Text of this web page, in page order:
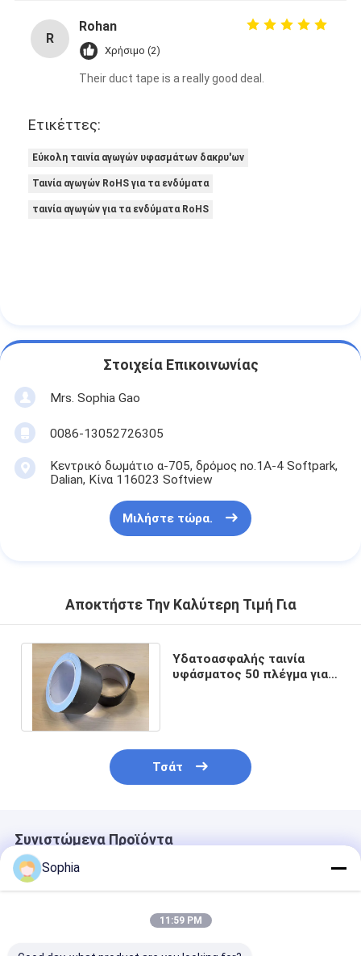
R
Rohan
Χρήσιμο (2)
Their duct tape is a really good deal.
Ετικέττες:
Εύκολη ταινία αγωγών υφασμάτων δακρυ'ων
Ταινία αγωγών RoHS για τα ενδύματα
ταινία αγωγών για τα ενδύματα RoHS
Στοιχεία Επικοινωνίας
Mrs. Sophia Gao
0086-13052726305
Κεντρικό δωμάτιο α-705, δρόμος no.1A-4 Softpark,
Dalian, Κίνα 116023 Softview
Μιλήστε τώρα.
Αποκτήστε Την Καλύτερη Τιμή Για
Υδατοασφαλής ταινία
υφάσματος 50 πλέγμα για
Τσάτ
Συνιστώμενα Προϊόντα
Sophia
11:59 PM